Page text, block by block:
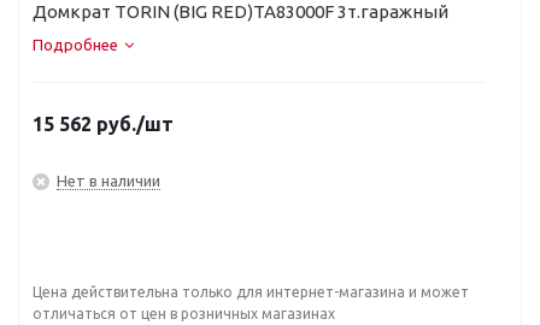
Домкрат TORIN (BIG RED)TA83000F 3т.гаражный
Подробнее
15 562 руб./шт
Нет в наличии
Цена действительна только для интернет-магазина и может
отличаться от цен в розничных магазинах